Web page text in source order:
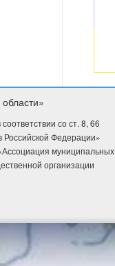
со ст. 8, 66
Федерации»
муниципальных
организации